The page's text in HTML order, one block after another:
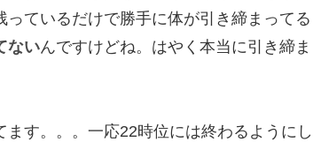
ているだけで勝手に体が引き締まってる
ないんですけどね。はやく本当に引き締ま
す。。。一応22時位には終わるようにし